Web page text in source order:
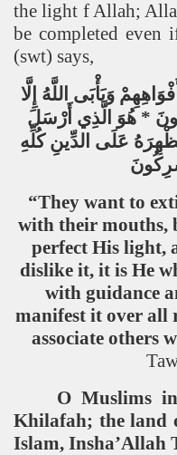
the light f Allah;
be completed even
(swt) says,
وَيَأْبَى اللَّهُ إِلَّا
*هُوَ الَّذِي أَرْسَلَ
عَلَى الدِّينِ كُلِّهِ
“They want to
with their mouths,
perfect His light,
dislike it, it is He
with guidance
manifest it over all
associate others
O Muslims
Khilafah; the land
Islam, Insha’Allah